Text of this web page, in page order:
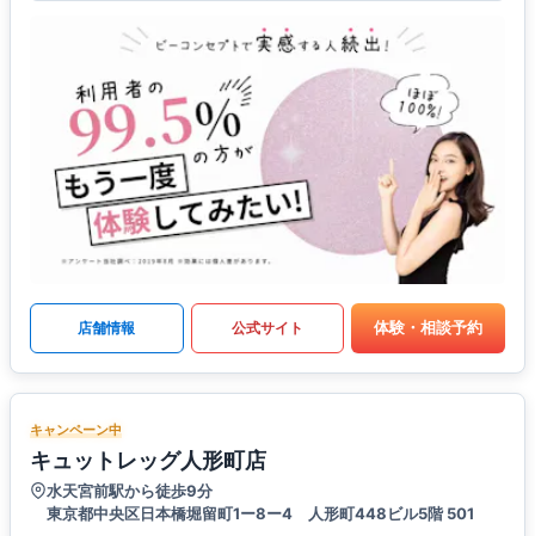
店舗情報 公式サイト 体験・相談予約
キャンペーン中
キュットレッグ人形町店
水天宮前駅から徒歩9分
東京都中央区日本橋堀留町1ー8ー4 人形町448ビル5階 501